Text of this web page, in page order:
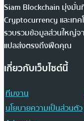
Siam Blockchain มุ่งมั่น
Cryptocurrency และเท
รวบรวมข้อมูลส่วนใหญ่จา
แปลส่งตรงถึงฟีดคุณ
เกี่ยวกับเว็บไซต์นี้
ทีมงาน
นโยบายความเป็นส่วนตัว